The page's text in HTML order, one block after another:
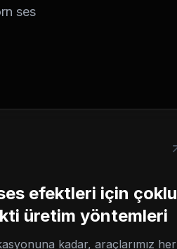
ses
efektleri için çoklu
üretim yöntemleri
kadar, araçlarımız her